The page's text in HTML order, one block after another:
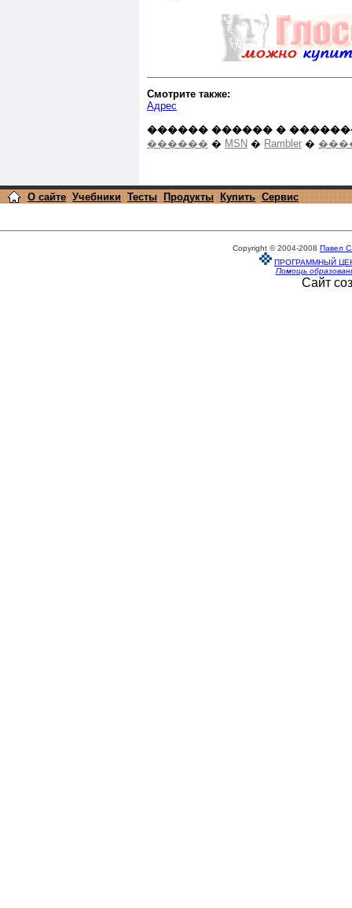
Смотрите также:
Адрес
������ ������ �
������ � MSN � Rambler �
О сайте Учебники Тесты Продукты Купить Сервис
Copyright © 2004-2008 Павел
ПРОГРАММНЫЙ
Помощь
Сайт